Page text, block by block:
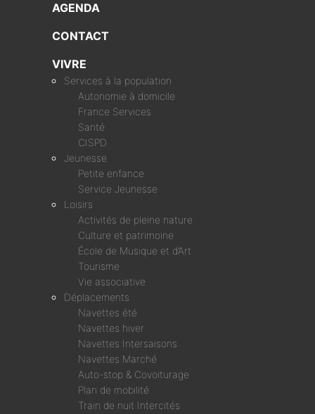
AGENDA
CONTACT
VIVRE
Services à la population
Autonomie à domicile
France Services
Santé
CISPD
Jeunesse
Petite enfance
Service Jeunesse
Loisirs
Activités de pleine nature
Culture et patrimoine
École de Musique et d’Art
Tourisme
Vie associative
Déplacements
Navettes été
Navettes hiver
Navettes Intersaisons
Navettes Marché
Auto-stop & Covoiturage
Plan de mobilité
Train de nuit Intercités